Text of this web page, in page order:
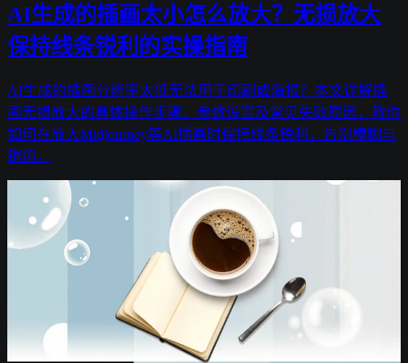
AI生成的插画太小怎么放大？无损放大
保持线条锐利的实操指南
AI生成的插画分辨率太低无法用于印刷或海报？本文详解插
画无损放大的具体操作步骤、参数设置及常见失败原因，教你
如何在放大Midjourney等AI插画时保持线条锐利，告别模糊与
锯齿。